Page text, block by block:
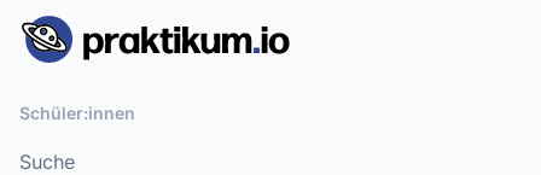
Schüler:innen
Suche